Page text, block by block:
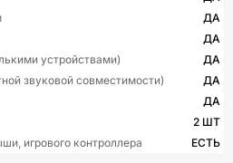
ДА
ДА
устройствами)
ДА
звуковой совместимости)
ДА
ДА
2 ШТ
игрового контроллера
ЕСТЬ